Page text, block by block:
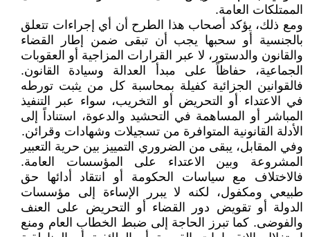
الممتلكات العامة.
ومع ذلك، يؤكد أصحاب هذا الطرح أن أي إجراءات تتعلق
بالجنسية أو سحبها يجب أن تبقى ضمن إطار القضاء
والقانون والدستور، لا عبر القرارات المزاجية أو العقوبات
الجماعية، حفاظاً على مبدأ العدالة وسيادة القانون.
فالقوانين الجزائية كفيلة بمحاسبة كل من يثبت تورطه
في الاعتداء أو التحريض أو التخريب، سواء عبر التنفيذ
المباشر أو المساهمة في التحشيد والدعوة، استناداً إلى
الأدلة القانونية المتوافرة من تسجيلات وشهادات وقرائن.
وفي المقابل، يبقى من الضروري التمييز بين حرية التعبير
المشروعة وبين الاعتداء على المؤسسات العامة.
فالاختلاف مع سياسات الحكومة أو انتقاد أدائها حق
طبيعي ومكفول، لكنه لا يبرر الإساءة إلى مؤسسات
الدولة أو تقويض دور القضاء أو التحريض على العنف
والفوضى. كما تبرز الحاجة إلى ضبط الخطاب العام ومنع